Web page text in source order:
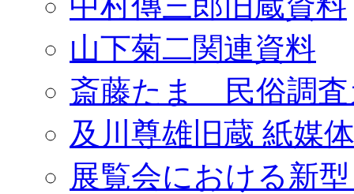
山下菊二関連資料
斎藤たま 民俗調査
及川尊雄旧蔵 紙媒
展覧会における新